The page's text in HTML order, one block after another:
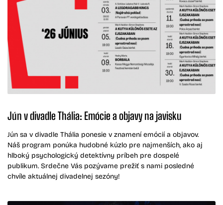
Jún v divadle Thália: Emócie a objavy na javisku
Jún sa v divadle Thália ponesie v znamení emócií a objavov.
Náš program ponúka hudobné kúzlo pre najmenších, ako aj
hlboký psychologický detektívny príbeh pre dospelé
publikum. Srdečne Vás pozývame prežiť s nami posledné
chvíle aktuálnej divadelnej sezóny!